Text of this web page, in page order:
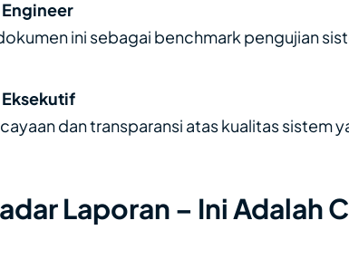
ini sebagai benchmark pengujian
dan transparansi atas kualitas sistem
Laporan – Ini Adalah